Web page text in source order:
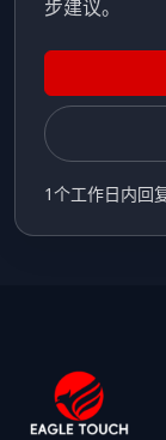
步建议。
1个工作日内回